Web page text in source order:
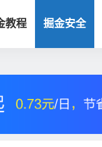
教程 掘金安全